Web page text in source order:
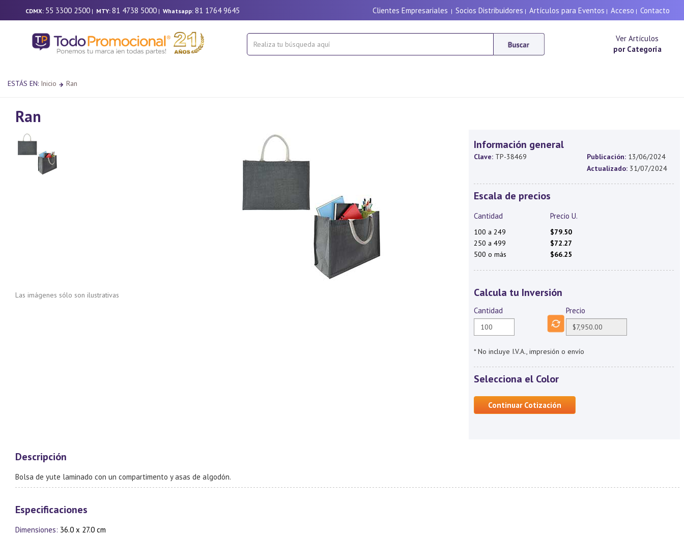
CDMX: 55 3300 2500 | MTY: 81 4738 5000 | Whatsapp: 81 1764 9645 Clientes Empresariales | Socios Distribuidores | Artículos para Eventos | Acceso | Contacto
Ver Artículos
por Categoría
ESTÁS EN: Inicio Ran
Ran
Las imágenes sólo son ilustrativas
Información general
Clave: TP-38469 Publicación: 13/06/2024
Actualizado: 31/07/2024
Escala de precios
Cantidad Precio U.
100 a 249
$79.50
250 a 499
$72.27
500 o más
$66.25
Calcula tu Inversión
Cantidad Precio
* No incluye I.V.A., impresión o envío
Selecciona el Color
Continuar Cotización
Descripción
Bolsa de yute laminado con un compartimento y asas de algodón.
Especificaciones
Dimensiones: 36.0 x 27.0 cm